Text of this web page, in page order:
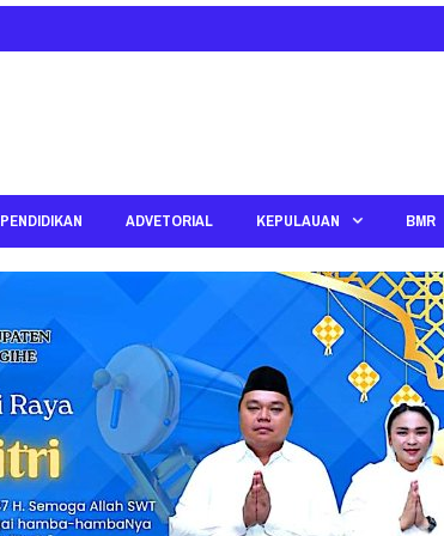
PENDIDIKAN ADVETORIAL KEPULAUAN BMR